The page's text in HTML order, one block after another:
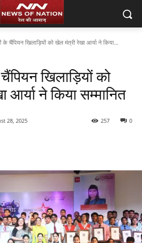
चैंपियन खिलाड़ियों को खेल मंत्री रेखा आर्या ने किया...
खिलाड़ियों को
ने किया सम्मानित
28, 2025 0
257